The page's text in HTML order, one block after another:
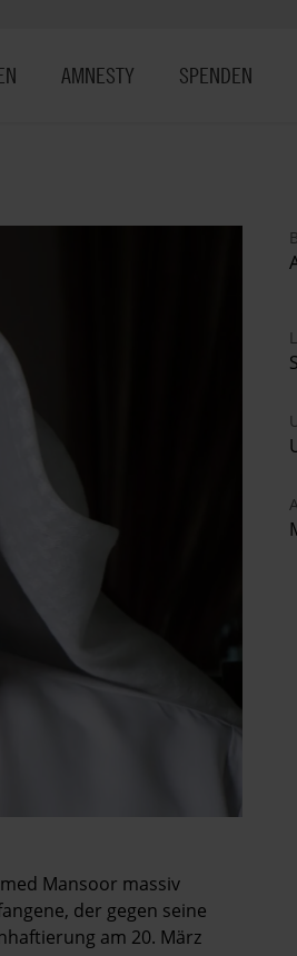
AMNESTY SPENDEN
Mansoor massiv
der gegen seine
am 20. März